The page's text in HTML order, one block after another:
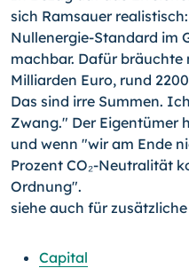
sich Ramsauer
Nullenergie-Standard im
machbar. Dafür bräuchte
Milliarden Euro, rund
Das sind irre Summen.
Zwang." Der Eigentümer
und wenn "wir am Ende
Prozent CO₂-Neutralität
Ordnung".
siehe auch für
Capital